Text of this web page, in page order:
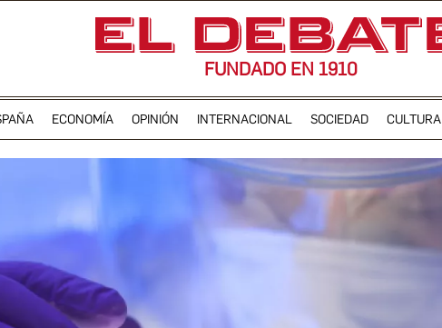
FUNDADO EN 1910
ECONOMÍA OPINIÓN INTERNACIONAL SOCIEDAD CULTURA